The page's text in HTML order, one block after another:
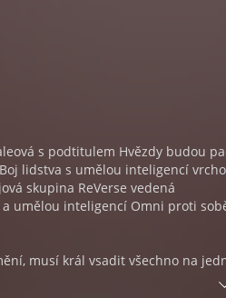
s podtitulem Hvězdy budou
lidstva s umělou inteligencí
skupina ReVerse vedená
umělou inteligencí Omni proti
musí král vsadit všechno na
se rozhodne veřejně vystoupit